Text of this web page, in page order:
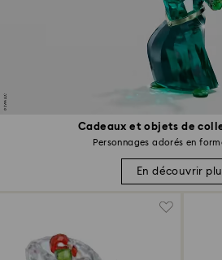
Cadeaux et objets de
Personnages adorés en
En découvrir